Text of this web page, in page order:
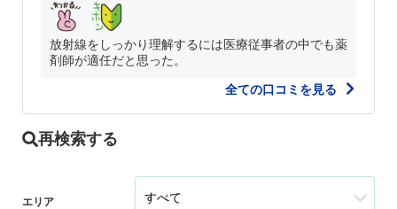
放射線をしっかり理解するには医療従事者の中でも薬
剤師が適任だと思った。
全ての口コミを見る
再検索する
エリア